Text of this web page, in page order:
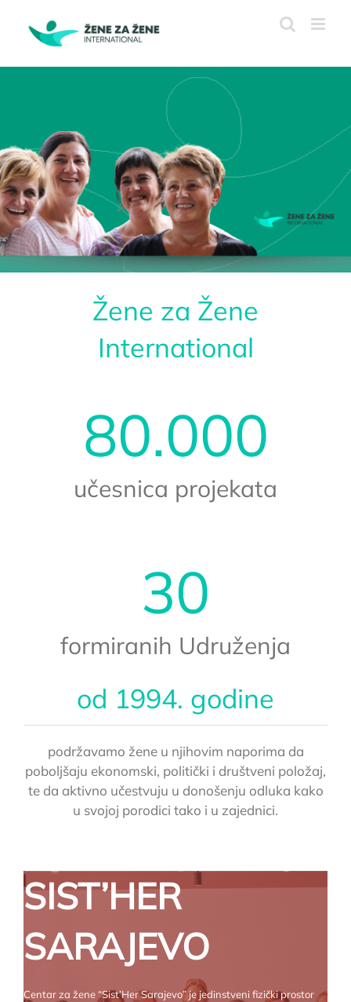
content
Žene za Žene
International
80.000
učesnica projekata
30
formiranih Udruženja
od 1994. godine
podržavamo žene u njihovim naporima da
poboljšaju ekonomski, politički i društveni položaj,
te da aktivno učestvuju u donošenju odluka kako
u svojoj porodici tako i u zajednici.
SIST’HER
SARAJEVO
Centar za žene “Sist’Her Sarajevo” je jedinstveni fizički prostor